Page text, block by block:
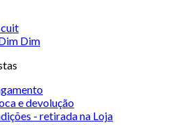
Dim
e devolução
- retirada na Loja